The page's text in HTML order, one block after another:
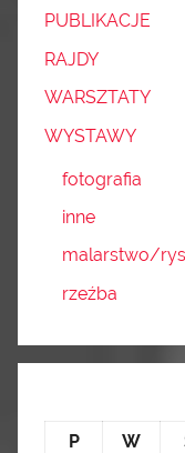
PUBLIKACJE
RAJDY
WARSZTATY
WYSTAWY
fotografia
inne
malarstwo/
rzeźba
P
W